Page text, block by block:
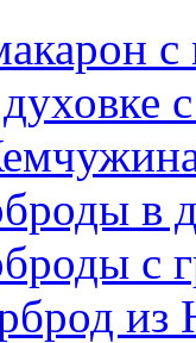
в
с
из